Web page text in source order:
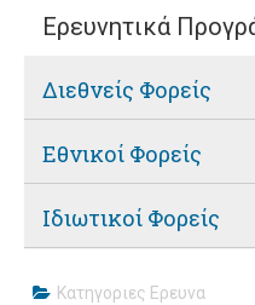
Ερευνητικά
Διεθνείς Φορείς
Εθνικοί Φορείς
Ιδιωτικοί Φορείς
Κατηγοριες Ερευνα